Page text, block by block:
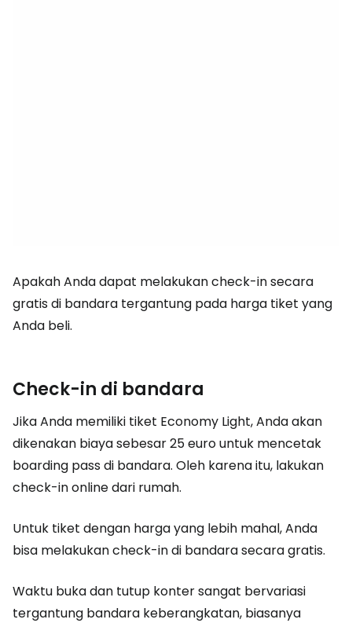
Apakah Anda dapat melakukan check-in secara
gratis di bandara tergantung pada harga tiket yang
Anda beli.
Check-in di bandara
Jika Anda memiliki tiket Economy Light, Anda akan
dikenakan biaya sebesar 25 euro untuk mencetak
boarding pass di bandara. Oleh karena itu, lakukan
check-in online dari rumah.
Untuk tiket dengan harga yang lebih mahal, Anda
bisa melakukan check-in di bandara secara gratis.
Waktu buka dan tutup konter sangat bervariasi
tergantung bandara keberangkatan, biasanya